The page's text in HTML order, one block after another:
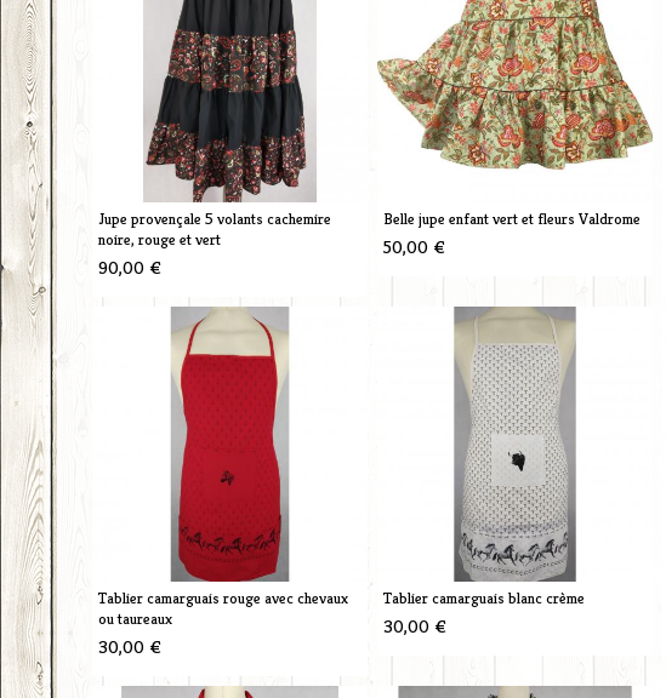
Jupe provençale 5 volants cachemire
noire, rouge et vert
90,00 €
Belle jupe enfant vert et fleurs Valdrome
50,00 €
Tablier camarguais rouge avec chevaux
ou taureaux
30,00 €
Tablier camarguais blanc crème
30,00 €